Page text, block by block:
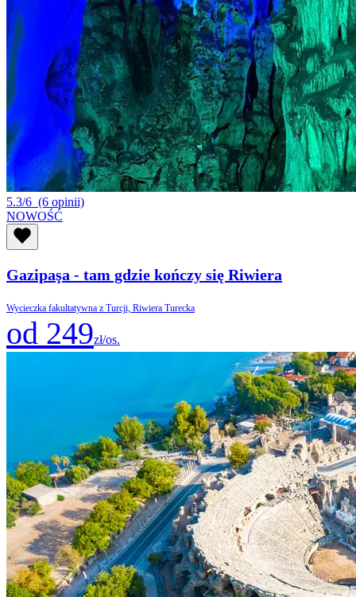
5.3/6 (6 opinii)
NOWOŚĆ
Gazipaşa - tam gdzie kończy się Riwiera
Wycieczka fakultatywna z Turcji, Riwiera Turecka
od 249zł/os.